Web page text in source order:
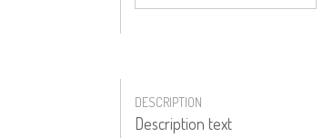
DESCRIPTION
Description text